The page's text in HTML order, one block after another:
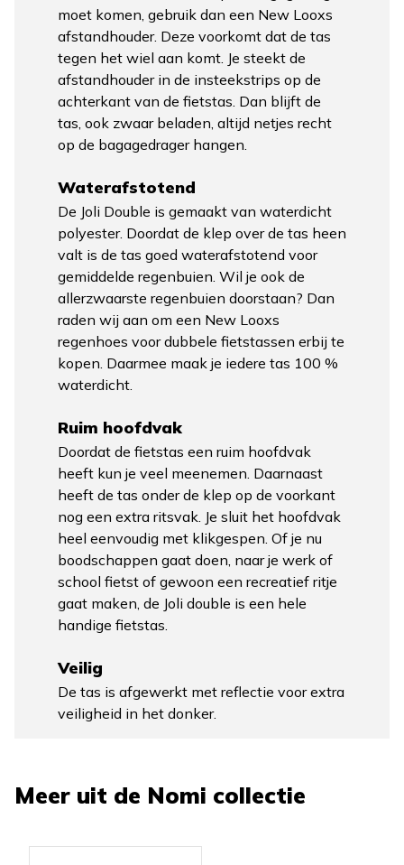
moet komen, gebruik dan een New Looxs
afstandhouder. Deze voorkomt dat de tas
tegen het wiel aan komt. Je steekt de
afstandhouder in de insteekstrips op de
achterkant van de fietstas. Dan blijft de
tas, ook zwaar beladen, altijd netjes recht
op de bagagedrager hangen.
Waterafstotend
De Joli Double is gemaakt van waterdicht
polyester. Doordat de klep over de tas heen
valt is de tas goed waterafstotend voor
gemiddelde regenbuien. Wil je ook de
allerzwaarste regenbuien doorstaan? Dan
raden wij aan om een New Looxs
regenhoes voor dubbele fietstassen erbij te
kopen. Daarmee maak je iedere tas 100 %
waterdicht.
Ruim hoofdvak
Doordat de fietstas een ruim hoofdvak
heeft kun je veel meenemen. Daarnaast
heeft de tas onder de klep op de voorkant
nog een extra ritsvak. Je sluit het hoofdvak
heel eenvoudig met klikgespen. Of je nu
boodschappen gaat doen, naar je werk of
school fietst of gewoon een recreatief ritje
gaat maken, de Joli double is een hele
handige fietstas.
Veilig
De tas is afgewerkt met reflectie voor extra
veiligheid in het donker.
Meer uit de Nomi collectie